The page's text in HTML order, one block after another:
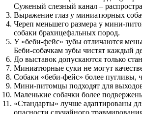
Суженый слезный канал –
Выражение глаз у миниатюрных
Череп меньшего размера у мини-
собаки брахицефальных пород.
У «беби-фейс» зубы отличаются
Беби-собачкам зубы чистят каждый
До выставок допускаются только
Миниатюрные суки не могут
Собаки «беби-фейс» более пугливы,
Мини-питомцы подходят для
Маленькие собачки более
«Стандарты» лучше адаптированы
опасности случайного